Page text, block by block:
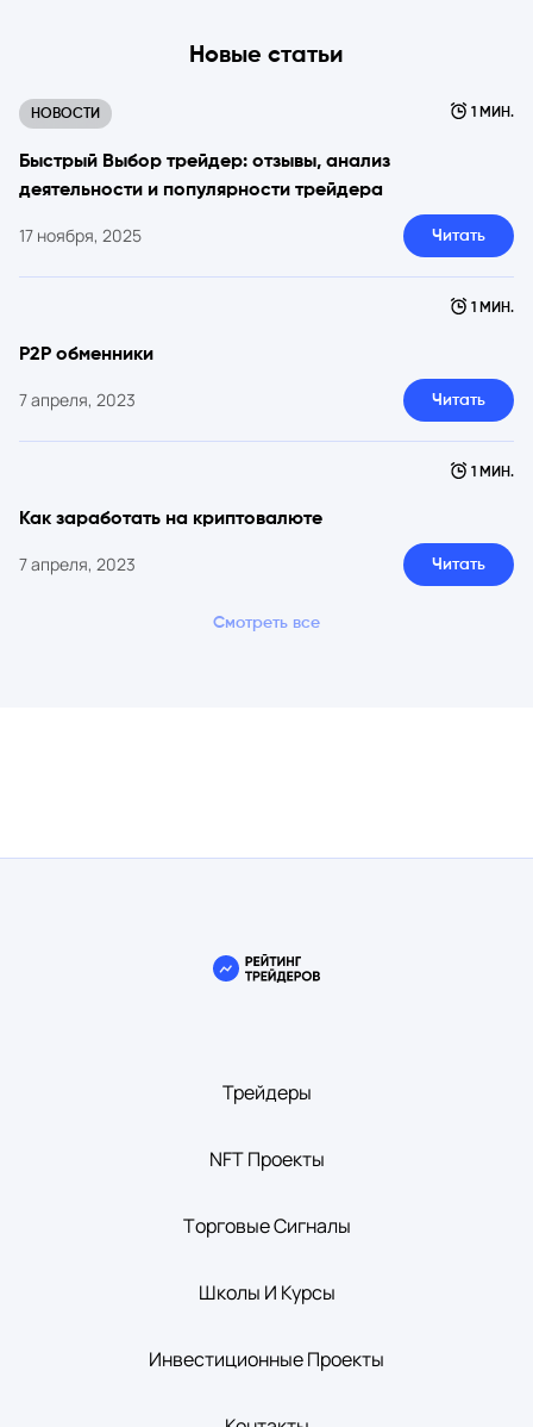
Новые статьи
НОВОСТИ 1 МИН.
Быстрый Выбор трейдер: отзывы, анализ
деятельности и популярности трейдера
17 ноября, 2025 Читать
1 МИН.
P2P обменники
7 апреля, 2023 Читать
1 МИН.
Как заработать на криптовалюте
7 апреля, 2023 Читать
Смотреть все
Трейдеры
NFT Проекты
Tорговые Сигналы
Школы И Курсы
Инвестиционные Проекты